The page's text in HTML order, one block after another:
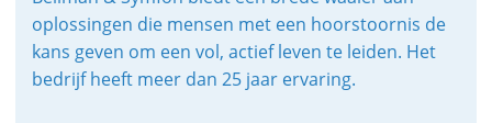
oplossingen die mensen met een hoorstoornis de
kans geven om een vol, actief leven te leiden. Het
bedrijf heeft meer dan 25 jaar ervaring.